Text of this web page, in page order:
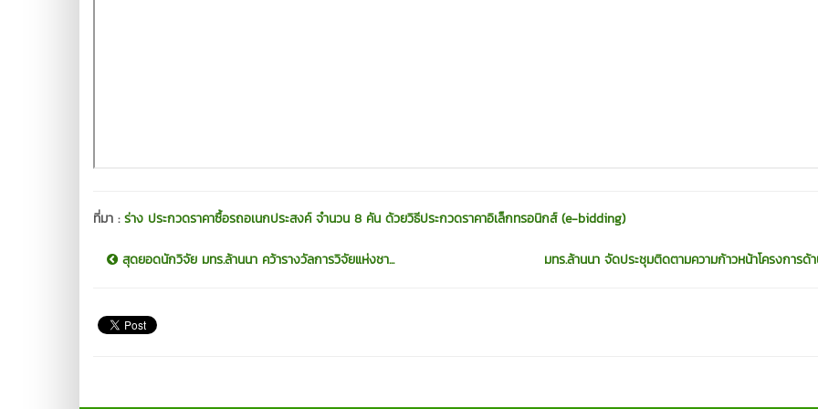
ที่มา :ร่าง ประกวดราคาซื้อรถอเนกประสงค์ จำนวน 8 คัน ด้วยวิธีประกวดราคาอิเล็กทรอนิกส์ (e-bidding)
สุดยอดนักวิจัย มทร.ล้านนา คว้ารางวัลการวิจัยแห่งชา... มทร.ล้านนา จัดประชุมติดตามความก้าวหน้าโครงการด้